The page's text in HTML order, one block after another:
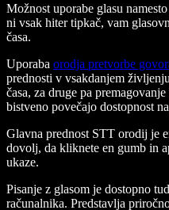
Možnost uporabe glasu
ni vsak hiter tipkač, vam
časa.
Uporaba orodja pretvorbe
prednosti v vsakdanjem
časa, za druge pa
bistveno povečajo dostopnost
Glavna prednost STT orodij je
dovolj, da kliknete en gumb in
ukaze.
Pisanje z glasom je dostopno
računalnika. Predstavlja